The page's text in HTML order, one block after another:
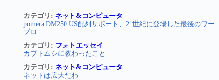
pomera DM250 US配列サポート、21世紀に登場した最後のワー
プロ
カテゴリ: ネット&コンピュータ
カブトムシに教わったこと
カテゴリ: フォトエッセイ
ネットは広大だわ
カテゴリ: ネット&コンピュータ